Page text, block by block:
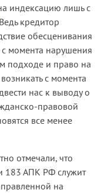
индексацию лишь с
кредитор
обесценивания
момента нарушения
подходе и право на
с момента
нас к выводу о
правовой
все менее
отмечали, что
183 АПК РФ служит
на